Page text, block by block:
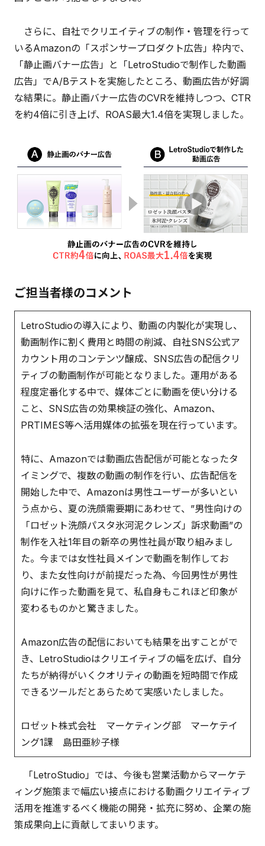
さらに、自社でクリエイティブの制作・管理を行って
いるAmazonの「スポンサープロダクト広告」枠内で、
「静止画バナー広告」と「LetroStudioで制作した動画
広告」でA/Bテストを実施したところ、動画広告が好調
な結果に。静止画バナー広告のCVRを維持しつつ、CTR
を約4倍に引き上げ、ROAS最大1.4倍を実現しました。
ご担当者様のコメント
LetroStudioの導入により、動画の内製化が実現し、
動画制作に割く費用と時間の削減、自社SNS公式ア
カウント用のコンテンツ醸成、SNS広告の配信クリ
ティブの動画制作が可能となりました。運用がある
程度定番化する中で、媒体ごとに動画を使い分ける
こと、SNS広告の効果検証の強化、Amazon、
PRTIMES等へ活用媒体の拡張を現在行っています。
特に、Amazonでは動画広告配信が可能となったタ
イミングで、複数の動画の制作を行い、広告配信を
開始した中で、Amazonは男性ユーザーが多いとい
う点から、夏の洗顔需要期にあわせて、”男性向けの
「ロゼット洗顔パスタ氷河泥クレンズ」訴求動画”の
制作を入社1年目の新卒の男性社員が取り組みまし
た。今までは女性社員メインで動画を制作してお
り、また女性向けが前提だった為、今回男性が男性
向けに作った動画を見て、私自身もこれほど印象が
変わるものかと驚きました。
Amazon広告の配信においても結果を出すことがで
き、LetroStudioはクリエイティブの幅を広げ、自分
たちが納得がいくクオリティの動画を短時間で作成
できるツールだとあらためて実感いたしました。
ロゼット株式会社 マーケティング部 マーケテイ
ング1課 島田亜紗子様
「LetroStudio」では、今後も営業活動からマーケテ
ィング施策まで幅広い接点における動画クリエイティブ
活用を推進するべく機能の開発・拡充に努め、企業の施
策成果向上に貢献してまいります。